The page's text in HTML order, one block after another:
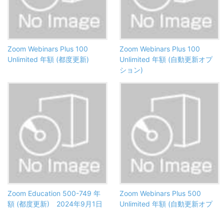
Zoom Webinars Plus 100
Unlimited 年額 (都度更新)
Zoom Webinars Plus 100
Unlimited 年額 (自動更新オプ
ション)
Zoom Education 500-749 年
額 (都度更新) 2024年9月1日
Zoom Webinars Plus 500
Unlimited 年額 (自動更新オプ